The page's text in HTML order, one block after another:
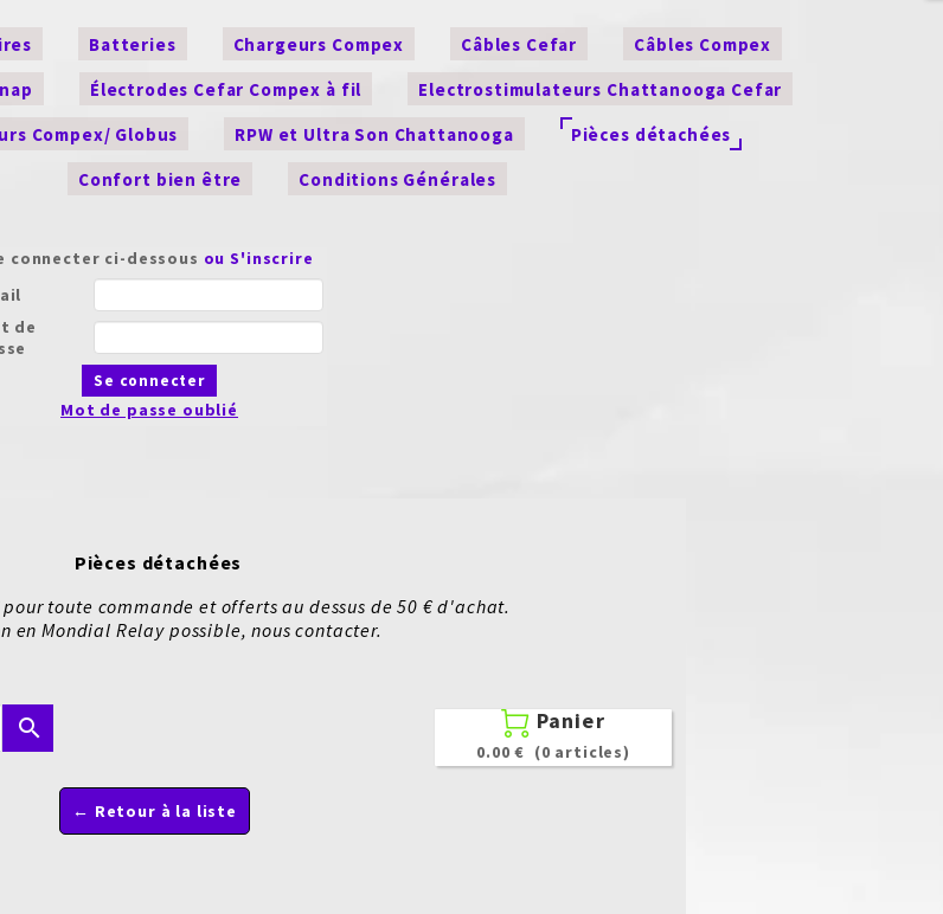
Batteries Chargeurs Compex Câbles Cefar
Câbles Compex
Électrodes Cefar Compex à fil
Electrostimulateurs Chattanooga Cefar
Compex/ Globus
RPW et Ultra Son Chattanooga
Pièces détachées
Confort bien être
Conditions Générales
connecter ci-dessous ou S'inscrire
de
Se connecter
Mot de passe oublié
Pièces détachées
pour toute commande et offerts au dessus de 50 € d'achat.
en Mondial Relay possible, nous contacter.
search  Panier
0.00 € (0 articles)
← Retour à la liste